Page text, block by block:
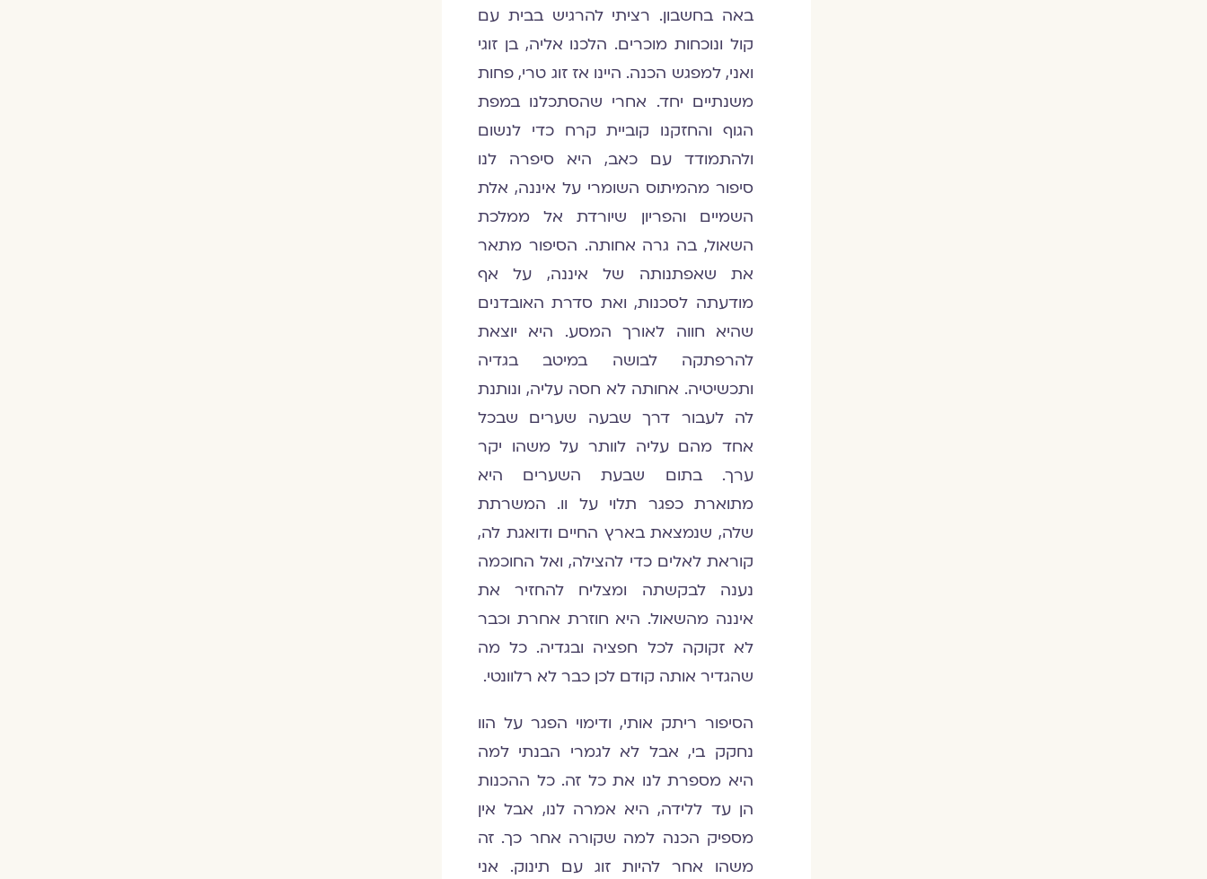
באה בחשבון. רציתי להרגיש בבית עם
קול ונוכחות מוכרים. הלכנו אליה, בן זוגי
ואני, למפגש הכנה. היינו אז זוג טרי, פחות
משנתיים יחד. אחרי שהסתכלנו במפת
הגוף והחזקנו קוביית קרח כדי לנשום
ולהתמודד עם כאב, היא סיפרה לנו
סיפור מהמיתוס השומרי על איננה, אלת
השמיים והפריון שיורדת אל ממלכת
השאול, בה גרה אחותה. הסיפור מתאר
את שאפתנותה של איננה, על אף
מודעתה לסכנות, ואת סדרת האובדנים
שהיא חווה לאורך המסע. היא יוצאת
להרפתקה לבושה במיטב בגדיה
ותכשיטיה. אחותה לא חסה עליה, ונותנת
לה לעבור דרך שבעה שערים שבכל
אחד מהם עליה לוותר על משהו יקר
ערך. בתום שבעת השערים היא
מתוארת כפגר תלוי על וו. המשרתת
שלה, שנמצאת בארץ החיים ודואגת לה,
קוראת לאלים כדי להצילה, ואל החוכמה
נענה לבקשתה ומצליח להחזיר את
איננה מהשאול. היא חוזרת אחרת וכבר
לא זקוקה לכל חפציה ובגדיה. כל מה
שהגדיר אותה קודם לכן כבר לא רלוונטי.
הסיפור ריתק אותי, ודימוי הפגר על הוו
נחקק בי, אבל לא לגמרי הבנתי למה
היא מספרת לנו את כל זה. כל ההכנות
הן עד ללידה, היא אמרה לנו, אבל אין
מספיק הכנה למה שקורה אחר כך. זה
משהו אחר להיות זוג עם תינוק. אני